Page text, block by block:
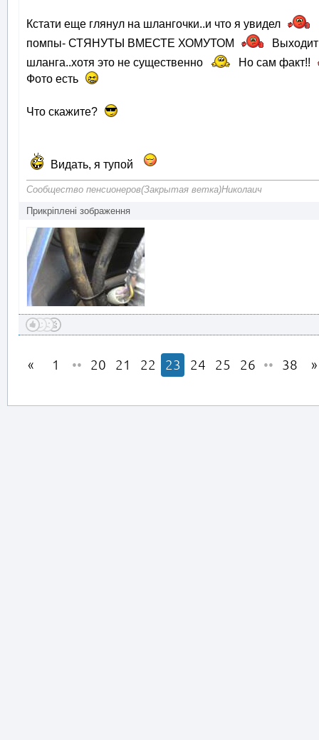
Кстати еще глянул на шлангочки..и что я увидел
помпы- СТЯНУТЫ ВМЕСТЕ ХОМУТОМ
шланга..хотя это не существенно
Но сам факт!!
Фото есть
Что скажите?
Видать, я тупой
Сообщество пенсионеров(Закрытая ветка)Николаич
Прикріплені зображення
1 •• 20 21 22 23 24 25 26 •• 38